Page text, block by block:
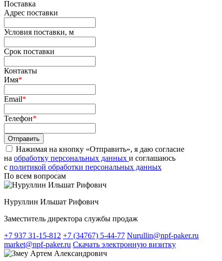
Поставка
Адрес поставки
Условия поставки, м
Срок поставки
Контакты
Имя*
Email*
Телефон*
Нажимая на кнопку «Отправить», я даю согласие
на обработку персональных данных и соглашаюсь
c политикой обработки персональных данных
По всем вопросам
Нуруллин Ильшат Рифович
Заместитель директора службы продаж
+7 937 31-15-812 +7 (34767) 5-44-77 Nurullin@npf-paker.ru
market@npf-paker.ru Скачать электронную визитку